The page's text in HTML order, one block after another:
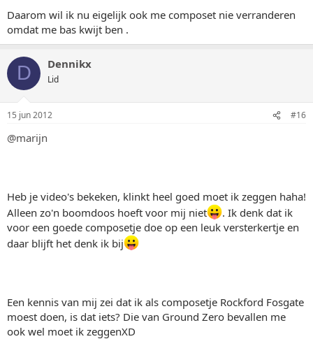
Daarom wil ik nu eigelijk ook me composet nie verranderen
omdat me bas kwijt ben .
D Dennikx
Lid
15 jun 2012 #16
@marijn
Heb je video's bekeken, klinkt heel goed moet ik zeggen haha!
Alleen zo'n boomdoos hoeft voor mij niet
. Ik denk dat ik
voor een goede composetje doe op een leuk versterkertje en
daar blijft het denk ik bij
Een kennis van mij zei dat ik als composetje Rockford Fosgate
moest doen, is dat iets? Die van Ground Zero bevallen me
ook wel moet ik zeggenXD